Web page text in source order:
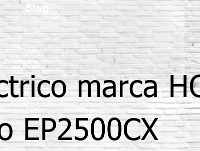
Blog
marca
EP2500CX